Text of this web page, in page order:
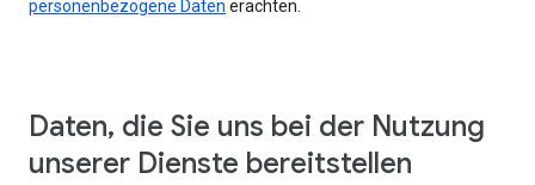
personenbezogene Daten erachten.
Daten, die Sie uns bei der Nutzung
unserer Dienste bereitstellen